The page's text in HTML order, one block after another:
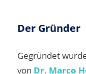
Der Gründer
Gegründet
von Dr. Marco